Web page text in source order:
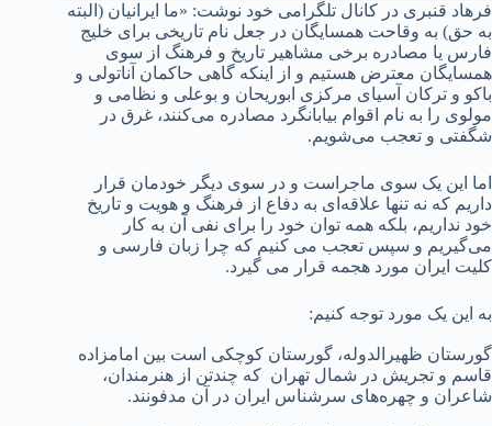
فرهاد قنبری در کانال تلگرامی خود نوشت: «ما ایرانیان (البته
به حق) به وقاحت همسایگان در جعل نام تاریخی برای خلیج
فارس یا مصادره برخی مشاهیر تاریخ و فرهنگ از سوی
همسایگان معترض هستیم و از اینکه گاهی حاکمان آناتولی و
باکو و ترکان آسیای مرکزی ابوریحان و بوعلی و نظامی و
مولوی را به نام اقوام بیابانگرد مصادره می‌کنند، غرق در
شگفتی و تعجب می‌شویم.
اما این یک سوی ماجراست و در سوی دیگر خودمان قرار
داریم که نه تنها علاقه‌ای به دفاع از فرهنگ و هویت و تاریخ
خود نداریم، بلکه همه توان خود را برای نفی آن به کار
می‌گیریم و سپس تعجب می کنیم که چرا زبان فارسی و
کلیت ایران مورد هجمه قرار می گیرد.
به این یک مورد توجه کنیم:
گورستان ظهیرالدوله، گورستان کوچکی است بین امامزاده
قاسم و تجریش در شمال تهران که چندتن از هنرمندان،
شاعران و چهره‌های سرشناس ایران در آن مدفونند.